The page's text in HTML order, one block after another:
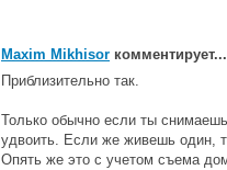
Maxim Mikhisor комментирует...
Приблизительно так.
Только обычно если ты
удвоить. Если же живешь один,
Опять же это с учетом съема